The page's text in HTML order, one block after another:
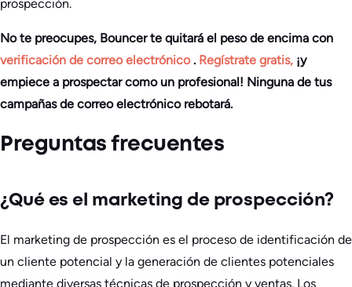
prospección.
No te preocupes, Bouncer te quitará el peso de encima con
verificación de correo electrónico. Regístrate gratis, ¡y
empiece a prospectar como un profesional! Ninguna de tus
campañas de correo electrónico rebotará.
Preguntas frecuentes
¿Qué es el marketing de prospección?
El marketing de prospección es el proceso de identificación de
un cliente potencial y la generación de clientes potenciales
mediante diversas técnicas de prospección y ventas. Los